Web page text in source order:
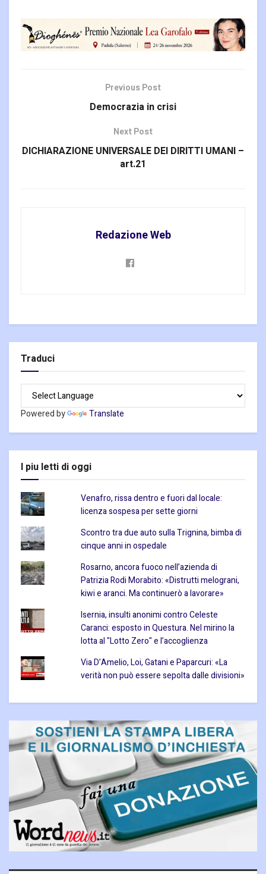
Previous Post
Democrazia in crisi
Next Post
DICHIARAZIONE UNIVERSALE DEI DIRITTI UMANI –
art.21
Redazione Web
Traduci
Powered by Translate
I piu letti di oggi
Venafro, rissa dentro e fuori dal locale:
licenza sospesa per sette giorni
Scontro tra due auto sulla Trignina, bimba di
cinque anni in ospedale
Rosarno, ancora fuoco nell’azienda di
Patrizia Rodi Morabito: «Distrutti melograni,
kiwi e aranci. Ma continuerò a lavorare»
Isernia, insulti anonimi contro Celeste
Caranci: esposto in Questura. Nel mirino la
lotta al "Lotto Zero" e l’accoglienza
Via D’Amelio, Loi, Gatani e Paparcuri: «La
verità non può essere sepolta dalle divisioni»